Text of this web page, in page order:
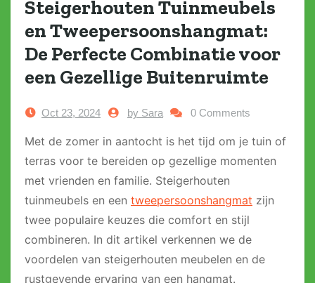
Steigerhouten Tuinmeubels
en Tweepersoonshangmat:
De Perfecte Combinatie voor
een Gezellige Buitenruimte
Oct 23, 2024 by Sara 0 Comments
Met de zomer in aantocht is het tijd om je tuin of
terras voor te bereiden op gezellige momenten
met vrienden en familie. Steigerhouten
tuinmeubels en een tweepersoonshangmat zijn
twee populaire keuzes die comfort en stijl
combineren. In dit artikel verkennen we de
voordelen van steigerhouten meubelen en de
rustgevende ervaring van een hangmat.